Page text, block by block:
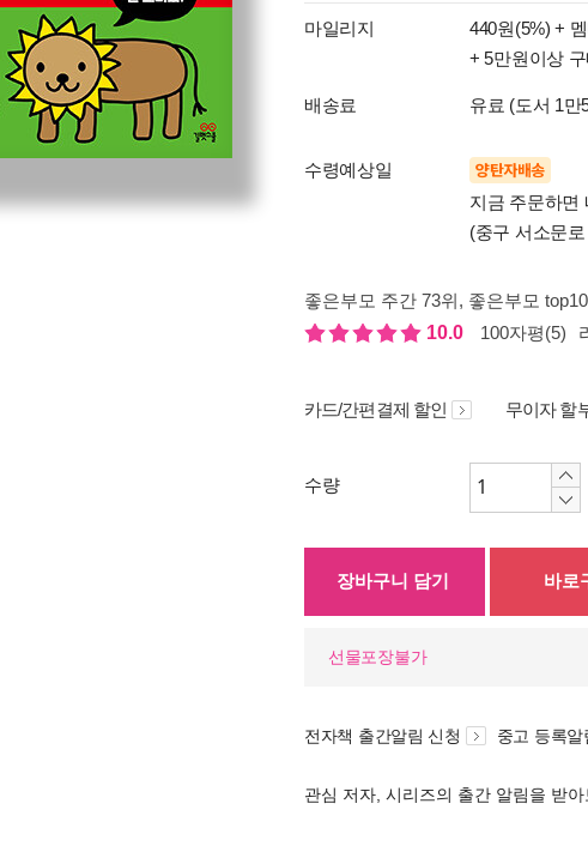
마일리지 440원(5%) +
+ 5만원이상
배송료 유료 (도서 1만
수령예상일 양탄자배송
지금 주문하면
(중구 서소문
좋은부모 주간 73위, 좋은부모
10.0
100자평(5)
카드/간편결제 할인 무이자 할
수량
장바구니 담기 바로
선물포장불가
전자책 출간알림 신청 중고 등록알
관심 저자, 시리즈의 출간 알림을 받아